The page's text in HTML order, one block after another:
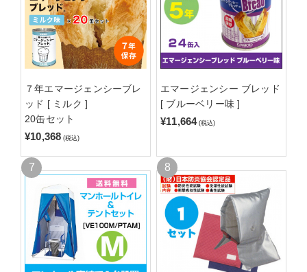
７年エマージェンシーブレ
ッド [ ミルク ]
20缶セット
¥10,368 (税込)
エマージェンシー ブレッド
[ ブルーベリー味 ]
¥11,664 (税込)